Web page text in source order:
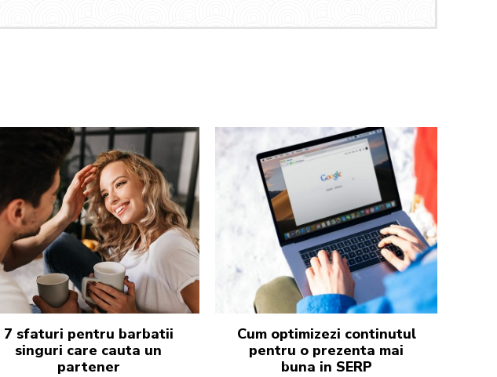
7 sfaturi pentru barbatii
singuri care cauta un
partener
Cum optimizezi continutul
pentru o prezenta mai
buna in SERP